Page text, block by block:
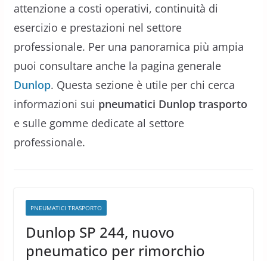
attenzione a costi operativi, continuità di
esercizio e prestazioni nel settore
professionale. Per una panoramica più ampia
puoi consultare anche la pagina generale
Dunlop. Questa sezione è utile per chi cerca
informazioni sui pneumatici Dunlop trasporto
e sulle gomme dedicate al settore
professionale.
PNEUMATICI TRASPORTO
Dunlop SP 244, nuovo
pneumatico per rimorchio